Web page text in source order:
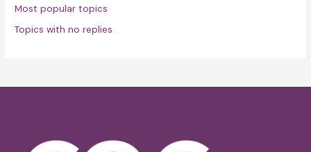
Most popular topics
Topics with no replies